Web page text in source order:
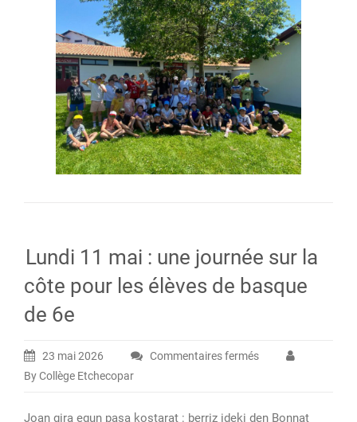
Lundi 11 mai : une journée sur la
côte pour les élèves de basque
de 6e
23 mai 2026 Commentaires ferméssur
mai
By Collège Etchecopar
Joan gira egun pasa kostarat : berriz ideki den Bonnat